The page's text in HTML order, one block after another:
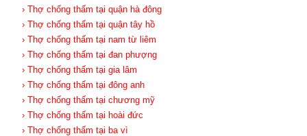
› Thợ chống thấm tại quận hà đông
› Thợ chống thấm tại quận tây hồ
› Thợ chống thấm tại nam từ liêm
› Thợ chống thấm tại đan phượng
› Thợ chống thấm tại gia lâm
› Thợ chống thấm tại đông anh
› Thợ chống thấm tại chương mỹ
› Thợ chống thấm tại hoài đức
› Thợ chống thấm tại ba vì